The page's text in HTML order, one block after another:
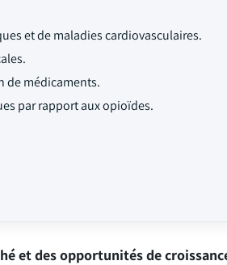
et de maladies cardiovasculaires.
de médicaments.
par rapport aux opioïdes.
et des opportunités de